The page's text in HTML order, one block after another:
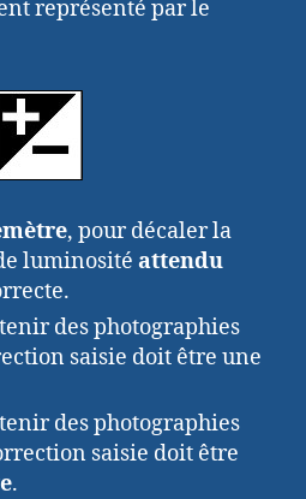
représenté par le
, pour décaler la
luminosité attendu
des photographies
saisie doit être une
des photographies
saisie doit être
.